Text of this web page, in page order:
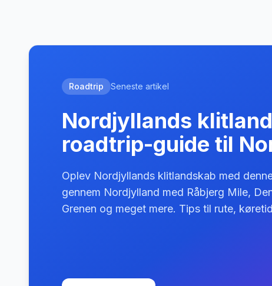
Roadtrip Seneste artikel
Nordjyllands
roadtrip-guide til
Oplev Nordjyllands klitlandskab med
gennem Nordjylland med Råbjerg Mile,
Grenen og meget mere. Tips til rute,